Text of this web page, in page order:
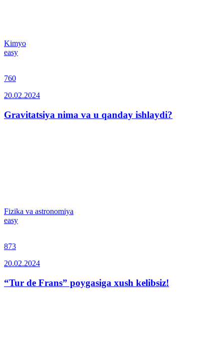
Kimyo
easy
760
20.02.2024
Gravitatsiya nima va u qanday ishlaydi?
Fizika va astronomiya
easy
873
20.02.2024
“Tur de Frans” poygasiga xush kelibsiz!